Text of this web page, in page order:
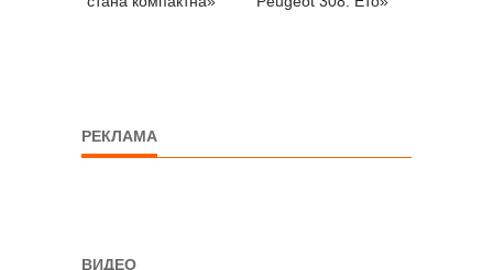
РЕКЛАМА
ВИДЕО